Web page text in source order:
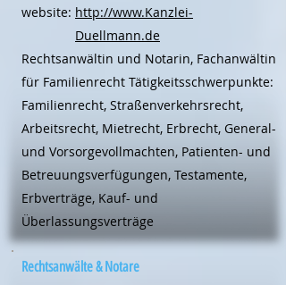
website: http://www.Kanzlei-
Duellmann.de
Rechtsanwältin und Notarin, Fachanwältin
für Familienrecht Tätigkeitsschwerpunkte:
Familienrecht, Straßenverkehrsrecht,
Arbeitsrecht, Mietrecht, Erbrecht, General-
und Vorsorgevollmachten, Patienten- und
Betreuungsverfügungen, Testamente,
Erbverträge, Kauf- und
Überlassungsverträge
Rechtsanwälte & Notare